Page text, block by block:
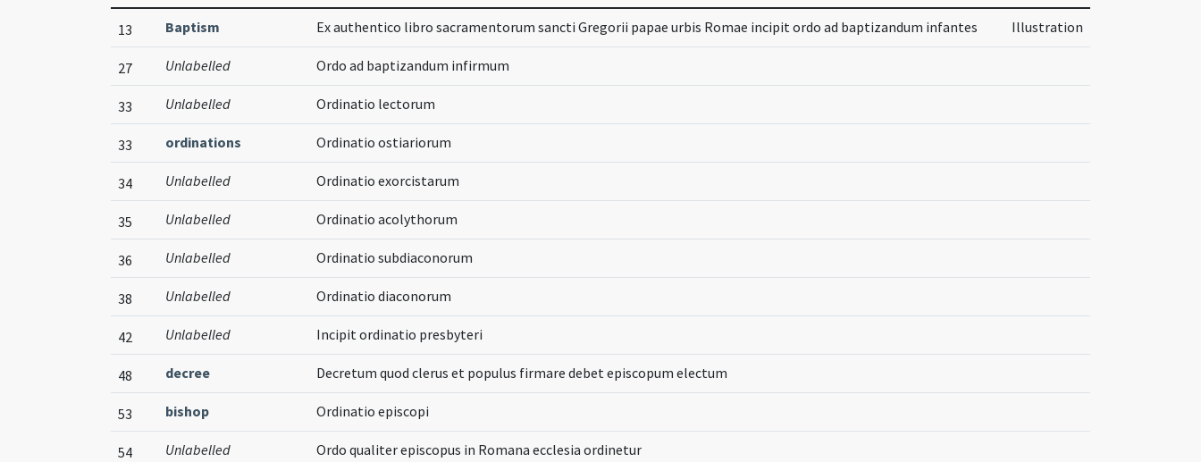
13 Baptism Ex authentico libro sacramentorum sancti Gregorii papae urbis Romae incipit ordo ad baptizandum infantes Illustration
27 Unlabelled Ordo ad baptizandum infirmum
33 Unlabelled Ordinatio lectorum
33 ordinations Ordinatio ostiariorum
34 Unlabelled Ordinatio exorcistarum
35 Unlabelled Ordinatio acolythorum
36 Unlabelled Ordinatio subdiaconorum
38 Unlabelled Ordinatio diaconorum
42 Unlabelled Incipit ordinatio presbyteri
48 decree Decretum quod clerus et populus firmare debet episcopum electum
53 bishop Ordinatio episcopi
54 Unlabelled Ordo qualiter episcopus in Romana ecclesia ordinetur